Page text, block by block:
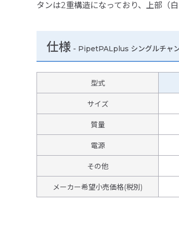
タンは2重構造になっており、上部（
仕様 - PipetPALplus シングルチャ
型式
サイズ
質量
電源
その他
メーカー希望小売価格(税別)